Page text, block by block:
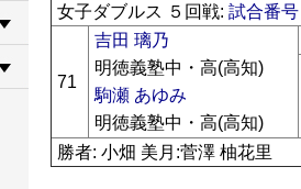
女子ダブルス ５回戦:試合番
71
吉田 璃乃
明徳義塾中・高(高知)
駒瀬 あゆみ
明徳義塾中・高(高知)
勝者: 小畑 美月:菅澤 柚花里